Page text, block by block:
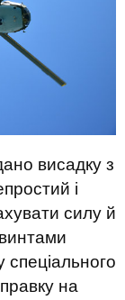
висадку з
і
силу й
спеціального
на